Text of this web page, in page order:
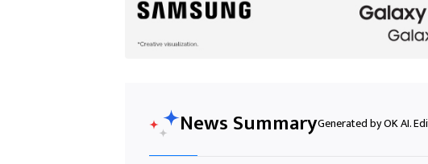
News SummaryGenerated by OK AI.